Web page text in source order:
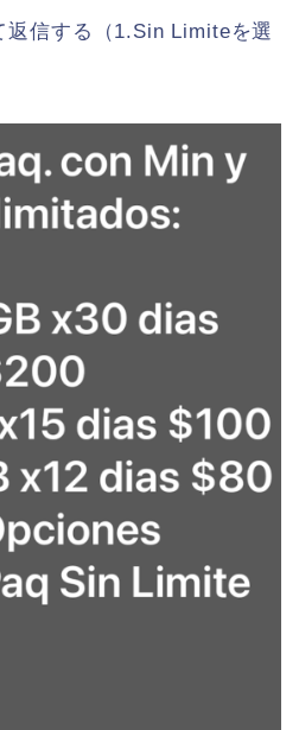
信する（1.Sin Limiteを選